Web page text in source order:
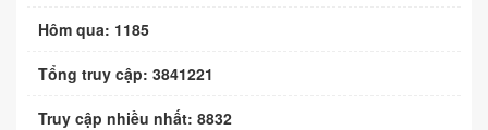
Hôm qua: 1185
Tổng truy cập: 3841221
Truy cập nhiều nhất: 8832